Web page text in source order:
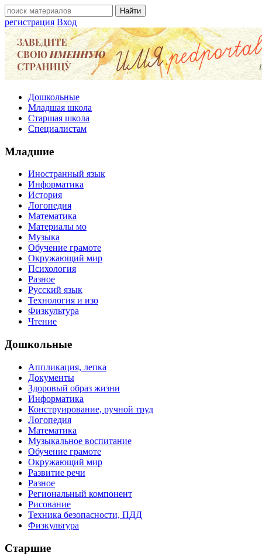
регистрация Вход
Дошкольные
Младшая школа
Старшая школа
Специалистам
Младшие
Иностранный язык
Информатика
История
Логопедия
Математика
Материалы мо
Музыка
Обучение грамоте
Окружающий мир
Психология
Разное
Русский язык
Технология и изо
Физкультура
Чтение
Дошкольные
Аппликация, лепка
Документы
Здоровый образ жизни
Информатика
Конструирование, ручной труд
Логопедия
Математика
Музыкальное воспитание
Обучение грамоте
Окружающий мир
Развитие речи
Разное
Региональный компонент
Рисование
Техника безопасности, ПДД
Физкультура
Старшие